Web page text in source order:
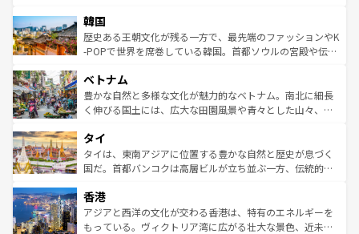
ワイを、存分に味わってほしい。 なお、新着のハワイ情報
はコンテンツ一覧を参照してほしい。
いる。アクティビティも充実しており、サーフィンやダイ
ビング、ハイキングなど、アウトドア好きにはたまらな
い。オーストラリアの多彩な魅力を存分に味わいつくそ
参照してほしい。
ン）、静ひつな山岳地帯である台湾東部など、都市の喧騒
と山間の静けさが共存しており、訪れる人に新しい発見と
驚きをもたらしてくれる。また、奥深い台湾の食文化も魅
容にもいいと評判のスイーツなど、バラエティ豊かな料理
が味わえる。 なお、新着の台湾情報は コンテンツ一覧を参
照してほしい。
韓国
歴史ある王朝文化が残る一方で、最先端のファッションやK
-POPで世界を席巻している韓国。首都ソウルの宮殿や伝統
き、地方に足を延ばせば四季折々の自然美を楽しむことが
できる。そして、キムチや焼肉、絶品のストリートフード
まで、さまざまな韓国料理が待っている。夜には、韓国な
リティに包まれながら、韓国の多彩な魅力を心ゆくまで味
わってみてほしい。 なお、新着の韓国情報はコンテンツ一
覧を参照してほしい。
ベトナム
豊かな自然と多様な文化が魅力的なベトナム。南北に細長
く伸びる国土には、広大な田園風景や青々とした山々、世
急速な発展と共に伝統が息づく。ハノイの古い町並みやホ
ーチミン市のフランス統治時代の建物も、独特の雰囲気を
醸し出している。また、バラエティの豊かさとおいしさで
とつ。フォーやバインミー、ベトナムコーヒーなどは、ぜ
ひ現地で味わいたい。どの地域を訪れてもあたたかい人々
が旅行者を迎えてくれるので、きっと忘れられない旅にな
タイ
タイは、東南アジアに位置する豊かな自然と歴史が息づく
国だ。首都バンコクは高層ビルが立ち並ぶ一方、伝統的な
の活気が交差している。北部ではチェンマイなどの山岳地
帯で自然と触れ合い、南部ではプーケットやクラビの美し
いビーチでリゾート気分を楽しむことができる。タイ料理
香港
アジアと西洋の文化が交わる香港は、特有のエネルギーを
もっている。ヴィクトリア湾に広がる壮大な景色、近未来